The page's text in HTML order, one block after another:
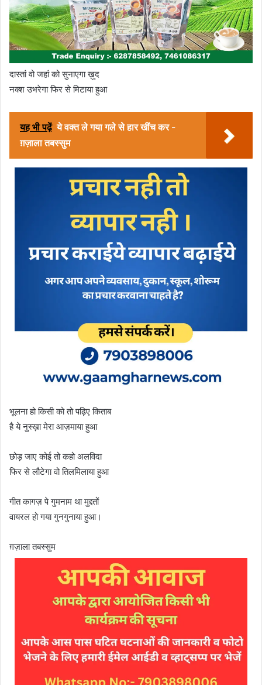
दास्तां वो जहां को सुनाएगा ख़ुद
नक्श उभरेगा फिर से मिटाया हुआ
यह भी पढ़ें ये वक्त ले गया गले से हार खींच कर -
ग़ज़ाला तबस्सुम
भूलना हो किसी को तो पढ़िए किताब
है ये नुस्ख़ा मेरा आज़माया हुआ
छोड़ जाए कोई तो कहो अलविदा
फिर से लौटेगा वो तिलमिलाया हुआ
गीत कागज़ पे गुमनाम था मुद्दतों
वायरल हो गया गुनगुनाया हुआ।
ग़ज़ाला तबस्सुम